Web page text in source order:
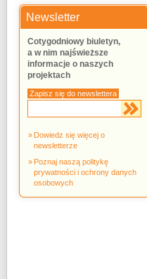
Newsletter
Cotygodniowy biuletyn,
a w nim najświeższe
informacje o naszych
projektach
Zapisz się do newslettera
Dowiedz się więcej o
newsletterze
Poznaj naszą politykę
prywatności i ochrony danych
osobowych